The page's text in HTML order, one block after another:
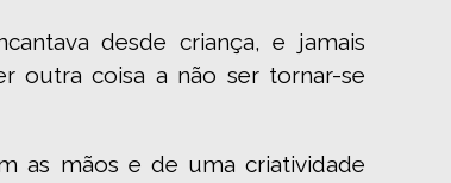
desde criança, e jamais
outra coisa a não ser tornar-se
as mãos e de uma criatividade